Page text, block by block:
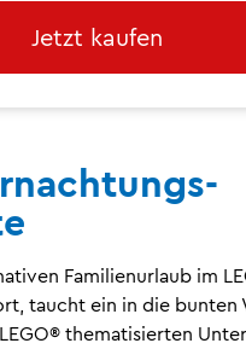
Jetzt kaufen
Familienurlaub im
taucht ein in die bunten
thematisierten